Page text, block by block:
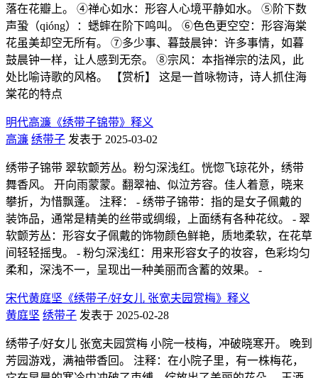
落在花瓣上。 ④禅心如水：形容人心境平静如水。 ⑤阶下数
声蛩（qióng）：蟋蟀在阶下鸣叫。 ⑥色色更空空：形容海棠
花虽美却空无所有。 ⑦多少事、暮鼓晨钟：许多事情，如暮
鼓晨钟一样，让人感到无奈。 ⑧宗风：本指禅宗的法风，此
处比喻诗歌的风格。 【赏析】 这是一首咏物诗，诗人抓住海
棠花的特点
明代高濂《绣带子锦带》释义
高濂 绣带子 发表于 2025-03-02
绣带子锦带 翠软颤芳丛。粉匀深浅红。恍惚飞琼花外，绣带
舞香风。 开向雨蒙蒙。翻翠袖、似泣芳容。佳人着意，晓来
攀折，为惜飘蓬。 注释： - 绣带子锦带：指的是女子佩戴的
装饰品，通常是精美的丝带或绸缎，上面绣有各种花纹。 - 翠
软颤芳丛：形容女子佩戴的饰物颜色鲜艳，质地柔软，在花草
间轻轻摇曳。 - 粉匀深浅红：用来形容女子的妆容，色彩均匀
柔和，深浅不一，呈现出一种美丽而含蓄的效果。 -
宋代黄庭坚《绣带子/好女儿 张宽夫园赏梅》释义
黄庭坚 绣带子 发表于 2025-02-28
绣带子/好女儿 张宽夫园赏梅 小院一枝梅，冲破晓寒开。 晚到
芳园游戏，满袖带香回。 注释：在小院子里，有一株梅花，